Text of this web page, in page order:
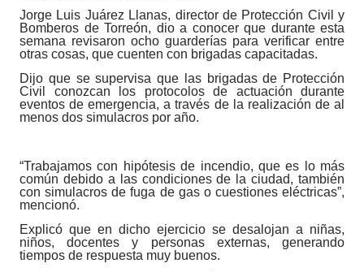
Jorge Luis Juárez Llanas, director de Protección Civil y
Bomberos de Torreón, dio a conocer que durante esta
semana revisaron ocho guarderías para verificar entre
otras cosas, que cuenten con brigadas capacitadas.
Dijo que se supervisa que las brigadas de Protección
Civil conozcan los protocolos de actuación durante
eventos de emergencia, a través de la realización de al
menos dos simulacros por año.
“Trabajamos con hipótesis de incendio, que es lo más
común debido a las condiciones de la ciudad, también
con simulacros de fuga de gas o cuestiones eléctricas”,
mencionó.
Explicó que en dicho ejercicio se desalojan a niñas,
niños, docentes y personas externas, generando
tiempos de respuesta muy buenos.